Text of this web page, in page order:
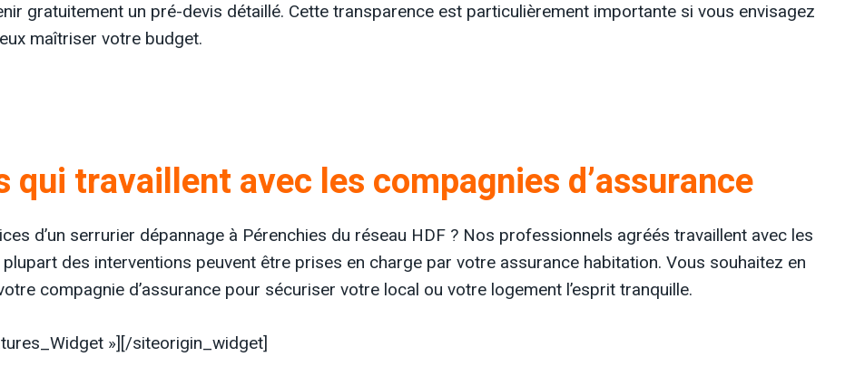
gratuitement un pré-devis détaillé. Cette transparence est particulièrement importante si vous envisagez
maîtriser votre budget.
qui travaillent avec les compagnies d’assurance
d’un serrurier dépannage à Pérenchies du réseau HDF ? Nos professionnels agréés travaillent avec les
des interventions peuvent être prises en charge par votre assurance habitation. Vous souhaitez en
compagnie d’assurance pour sécuriser votre local ou votre logement l’esprit tranquille.
»][/siteorigin_widget]